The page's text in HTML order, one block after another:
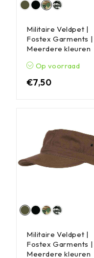
Militaire Veldpet |
Fostex Garments |
Meerdere kleuren
Op voorraad
€7,50
Militaire Veldpet |
Fostex Garments |
Meerdere kleuren